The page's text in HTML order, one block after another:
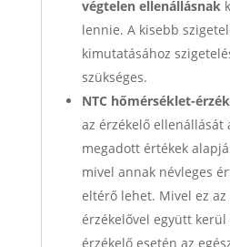
végtelen ellenállásnak
lennie. A kisebb
kimutatásához
szükséges.
NTC hőmérséklet-
az érzékelő ellenállását
megadott értékek
mivel annak névleges
eltérő lehet. Mivel ez az
érzékelővel együtt
érzékelő esetén az